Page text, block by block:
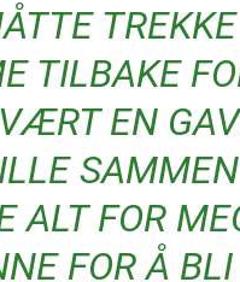
TREKKE
TILBAKE
EN
SAMMEN
ALT FOR
FOR Å BLI